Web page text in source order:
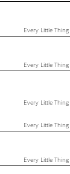
Every Little Thing
Every Little Thing
Every Little Thing
Every Little Thing
Every Little Thing